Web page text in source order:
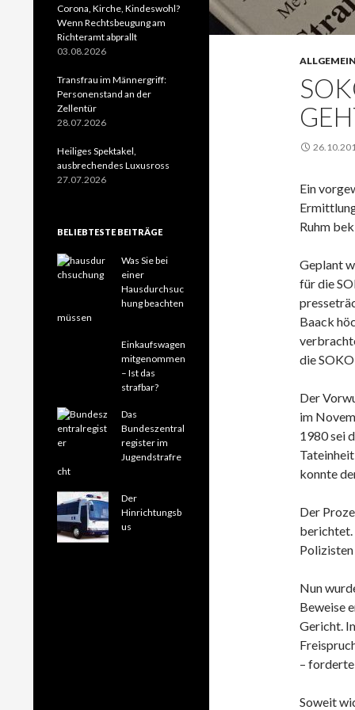
Ein
Ruhm
Geplant
für die
Baack
die
Der
im
1980 sei
konnte
Der
berichtet.
Polizisten
Nun
Beweise
Gericht.
– forderte
Soweit
Corona, Kirche, Kindeswohl?
Wenn Rechtsbeugung am
Richteramt abprallt
03.08.2026
Transfrau im Männergriff:
Personenstand an der
Zellentür
28.07.2026
Heiliges Spektakel,
ausbrechendes Luxusross
27.07.2026
BELIEBTESTE BEITRÄGE
Was Sie bei
einer
Hausdurchsuc
hung beachten
müssen
Einkaufswagen
mitgenommen
– Ist das
strafbar?
Das
Bundeszentral
register im
Jugendstrafre
cht
Der
Hinrichtungsb
us